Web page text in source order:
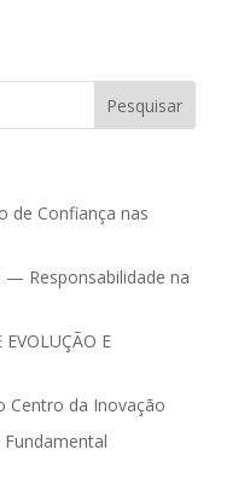
de Confiança nas
Responsabilidade na
E
Centro da Inovação